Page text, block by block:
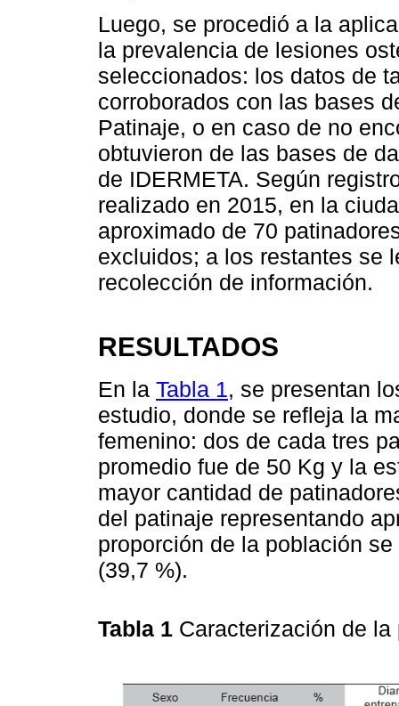
Luego, se procedió a la
la prevalencia de lesiones
seleccionados: los datos de
corroborados con las bases
Patinaje, o en caso de no
obtuvieron de las bases de
de IDERMETA. Según
realizado en 2015, en la
aproximado de 70
excluidos; a los restantes se
recolección de información.
RESULTADOS
En la Tabla 1, se presentan
estudio, donde se refleja la
femenino: dos de cada tres
promedio fue de 50 Kg y la
mayor cantidad de
del patinaje representando
proporción de la población
(39,7 %).
Tabla 1 Caracterización de